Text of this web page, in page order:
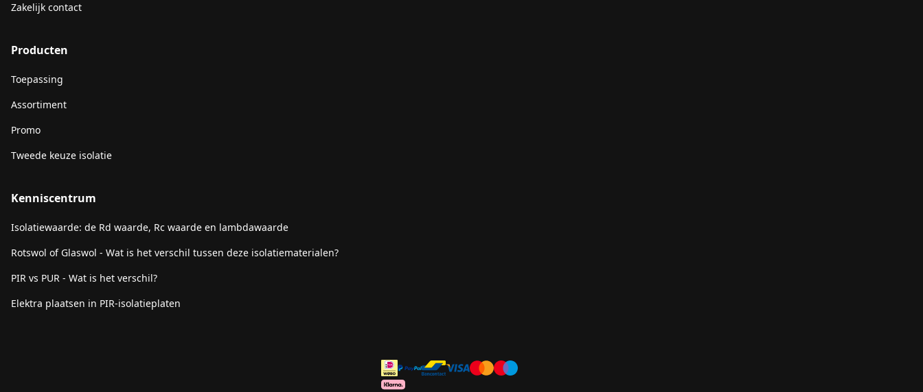
Zakelijk contact
Producten
Toepassing
Assortiment
Promo
Tweede keuze isolatie
Kenniscentrum
Isolatiewaarde: de Rd waarde, Rc waarde en lambdawaarde
Rotswol of Glaswol - Wat is het verschil tussen deze isolatiematerialen?
PIR vs PUR - Wat is het verschil?
Elektra plaatsen in PIR-isolatieplaten